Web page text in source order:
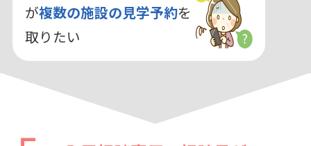
が複数の施設の見学予約を
取りたい